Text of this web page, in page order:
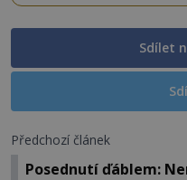
Sdílet
Předchozí článek
Posednutí ďáblem: